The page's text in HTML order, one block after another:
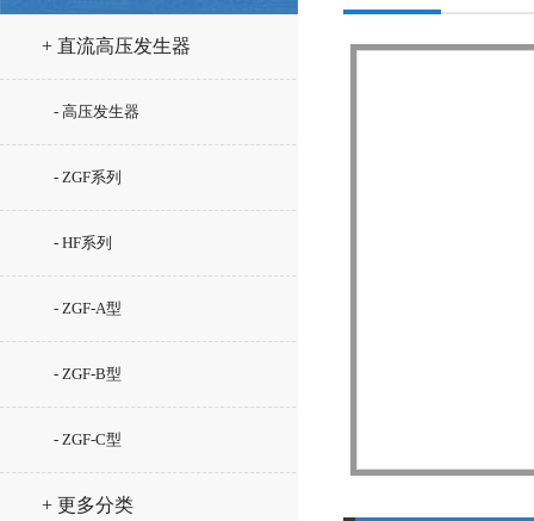
+ 直流高压发生器
- 高压发生器
- ZGF系列
- HF系列
- ZGF-A型
- ZGF-B型
- ZGF-C型
+ 更多分类